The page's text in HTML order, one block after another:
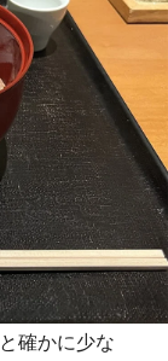
確かに少な